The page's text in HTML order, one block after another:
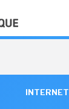
INTERNET